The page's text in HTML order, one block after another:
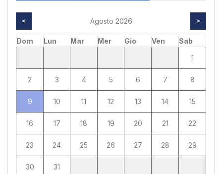
< Agosto 2026 >
Dom Lun Mar Mer Gio Ven
Sab
1
2 3 4 5 6 7 8
9 10 11 12 13 14 15
16 17 18 19 20 21 22
23 24 25 26 27 28 29
30 31